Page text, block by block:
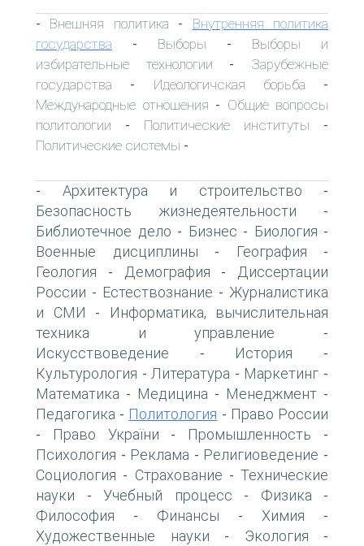
- Внешняя политика - Внутренняя политика
государства - Выборы - Выборы и
избирательные технологии - Зарубежные
государства - Идеологичская борьба -
Международные отношения - Общие вопросы
политологии - Политические институты -
Политические системы -
- Архитектура и строительство -
Безопасность жизнедеятельности -
Библиотечное дело - Бизнес - Биология -
Военные дисциплины - География -
Геология - Демография -
Диссертации
России - Естествознание - Журналистика
и СМИ -
Информатика, вычислительная
техника и управление -
Искусствоведение - История -
Культурология - Литература - Маркетинг -
Математика - Медицина - Менеджмент -
Педагогика - Политология - Право России
- Право України - Промышленность -
Психология - Реклама - Религиоведение -
Социология - Страхование - Технические
науки - Учебный процесс - Физика -
Философия - Финансы - Химия -
Художественные науки - Экология -